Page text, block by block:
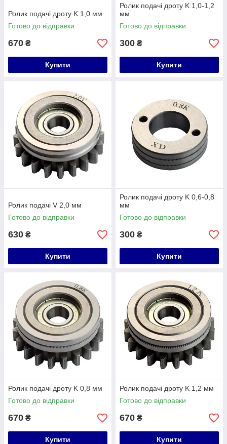
Ролик подачі дроту K 1,0 мм
Готово до відправки
670 ₴
Купити
Ролик подачі дроту K 1,0-1,2
мм
Готово до відправки
300 ₴
Купити
Ролик подачі V 2,0 мм
Готово до відправки
630 ₴
Купити
Ролик подачі дроту K 0,6-0,8
мм
Готово до відправки
300 ₴
Купити
Ролик подачі дроту K 0,8 мм
Готово до відправки
670 ₴
Купити
Ролик подачі дроту K 1,2 мм
Готово до відправки
670 ₴
Купити